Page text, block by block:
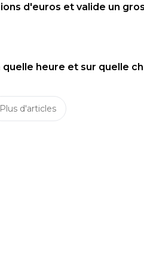
d'euros et valide un
quelle heure et sur quelle
Plus d'articles